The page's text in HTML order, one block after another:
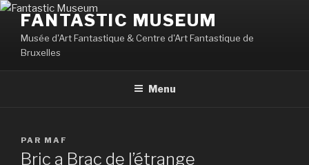
Aller
contenu
principal
FANTASTIC MUSEUM
Musée d'Art Fantastique & Centre d'Art Fantastique de
Bruxelles
Menu
PUBLIÉ
LE
PAR MAF
Bric a Brac de l’étrange